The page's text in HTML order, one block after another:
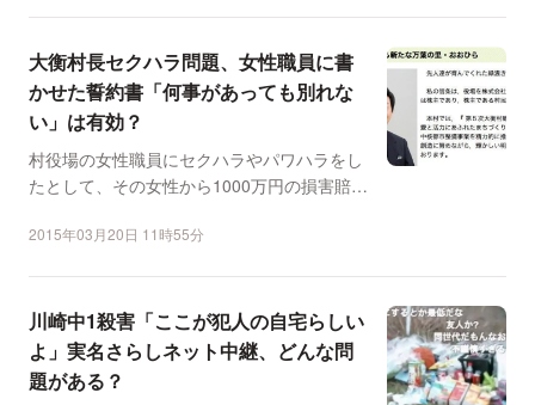
大衡村長セクハラ問題、女性職員に書
かせた誓約書「何事があっても別れな
い」は有効？
村役場の女性職員にセクハラやパワハラをし
たとして、その女性から1000万円の損害賠償
2015年03月20日 11時55分
川崎中1殺害「ここが犯人の自宅らしい
よ」実名さらしネット中継、どんな問
題がある？